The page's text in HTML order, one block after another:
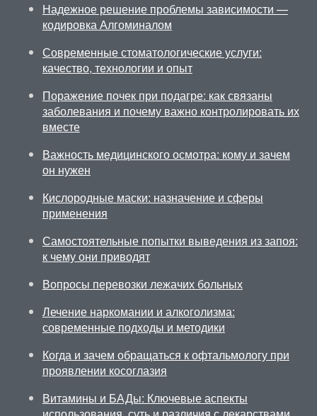
Надежное решение проблемы зависимости —
кодировка Алгоминалом
Современные стоматологические услуги:
качество, технологии и опыт
Поражение почек при подагре: как связаны
заболевания и почему важно контролировать их
вместе
Важность медицинского осмотра: кому и зачем
он нужен
Кислородные маски: назначение и сферы
применения
Самостоятельные попытки выведения из запоя:
к чему они приводят
Вопросы перевозки лежачих больных
Лечение наркомании и алкоголизма:
современные подходы и методики
Когда и зачем обращаться к офтальмологу при
проявлении косоглазия
Витамины и БАДы: Ключевые аспекты